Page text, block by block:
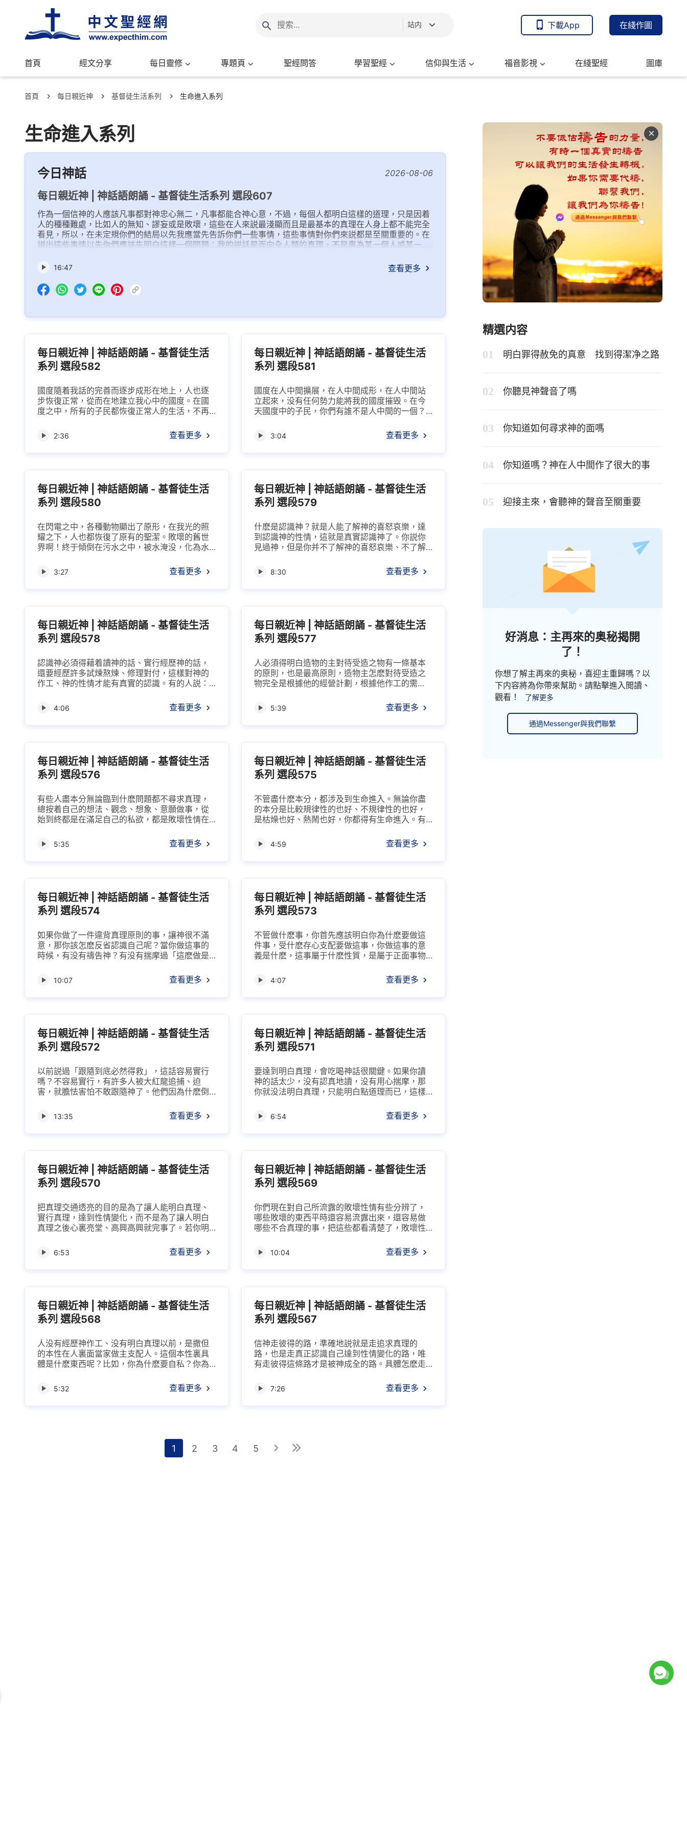
站内 下載App 在綫作圖
首頁 經文分享 每日靈修 專題頁 聖經問答 學習聖經 信仰與生活 福音影視 在綫聖經 圖庫
首頁 每日親近神 基督徒生活系列 生命進入系列
生命進入系列
今日神話 2026-08-06
每日親近神 | 神話語朗誦 - 基督徒生活系列 選段607
作為一個信神的人應該凡事都對神忠心無二，凡事都能合神心意，不過，每個人都明白這樣的道理，只是因着
人的種種難處，比如人的無知、謬妄或是敗壞，這些在人來説最淺顯而且是最基本的真理在人身上都不能完全
看見，所以，在未定規你們的結局以先我應當先告訴你們一些事情，這些事情對你們來説都是至關重要的。在
説出這些事情以先你們應該先明白這樣一個問題：我的説話是面向全人類的真理，不是專為某一個人或某一類
16:47 查看更多
每日親近神 | 神話語朗誦 - 基督徒生活
系列 選段582
國度隨着我話的完善而逐步成形在地上，人也逐
步恢復正常，從而在地建立我心中的國度。在國
度之中，所有的子民都恢復正常人的生活，不再
人不再接觸人間的凄凉，不再忍受人間的寒冷。
人與人不相争，國與國不争戰，不再有殘殺之
獻上新歌新舞，不再因...
2:36 查看更多
每日親近神 | 神話語朗誦 - 基督徒生活
系列 選段581
國度在人中間擴展，在人中間成形，在人中間站
立起來，没有任何勢力能將我的國度摧毁。在今
天國度中的子民，你們有誰不是人中間的一個？
時，人的反應又會是如何呢？人間之狀，你們曾
親眼目睹，難道還不打消在世長存的念頭嗎？我
的人有福了，必在我國度之...
3:04 查看更多
每日親近神 | 神話語朗誦 - 基督徒生活
系列 選段580
在閃電之中，各種動物顯出了原形，在我光的照
耀之下，人也都恢復了原有的聖潔。敗壞的舊世
界啊！終于傾倒在污水之中，被水淹没，化為水
得以復苏，得到生存之本，不再在淤泥之中挣
扎！我手中的萬物啊！怎能不因我話而得以更新
呼之時，我的公義、...
3:27 查看更多
每日親近神 | 神話語朗誦 - 基督徒生活
系列 選段579
什麽是認識神？就是人能了解神的喜怒哀樂，達
到認識神的性情，這就是真實認識神了。你説你
見過神，但是你并不了解神的喜怒哀樂、不了解
没有認識，對他喜歡什麽、恨惡什麽也没有認
識，這就不是認識神。有些人能跟隨神，但不一
對神的心意能明白一些、掌...
8:30 查看更多
每日親近神 | 神話語朗誦 - 基督徒生活
系列 選段578
認識神必須得藉着讀神的話、實行經歷神的話，
還要經歷許多試煉熬煉、修理對付，這樣對神的
作工、神的性情才能有真實的認識。有的人説：
呀？」其實，神的話就是神性情的發表，從神的
話中可以看見神對人類的愛、神對人類的拯救、
可以叫心語。為什麽叫心語呢...
4:06 查看更多
每日親近神 | 神話語朗誦 - 基督徒生活
系列 選段577
人必須得明白造物的主對待受造之物有一條基本
的原則，也是最高原則，造物主怎麽對待受造之
物完全是根據他的經營計劃，根據他作工的需
個人的同意，他該怎麽作、該怎麽對待他就怎麽
作、怎麽對待，不管怎麽作、怎麽對待都合乎真
個理智，那就不配稱為人了...
5:39 查看更多
每日親近神 | 神話語朗誦 - 基督徒生活
系列 選段576
有些人盡本分無論臨到什麽問題都不尋求真理，
總按着自己的想法、觀念、想象、意願做事，從
始到終都是在滿足自己的私欲，都是敗壞性情在
因為從來不接受真理，不能按照真理原則辦事，
所以最終也没有得着真理生命，就成了名副其實
靠着自己所學的知識，也...
5:35 查看更多
每日親近神 | 神話語朗誦 - 基督徒生活
系列 選段575
不管盡什麽本分，都涉及到生命進入。無論你盡
的本分是比較規律性的也好、不規律性的也好，
是枯燥也好、熱鬧也好，你都得有生命進入。有
人在盡本分中所流露的情形可不那麽單一。有時
人心情好，盡本分就多用點兒心，做得就好點
地都在變，但不管怎麽變，...
4:59 查看更多
每日親近神 | 神話語朗誦 - 基督徒生活
系列 選段574
如果你做了一件違背真理原則的事，讓神很不滿
意，那你該怎麽反省認識自己呢？當你做這事的
時候，有没有禱告神？有没有揣摩過「這麽做是
呢？神知道了是高興還是反感呢？神會不會痛
恨、厭憎呢？」你没尋求吧？即便有人提醒你，
凡事尋求真理，這是你當遵守...
10:07 查看更多
每日親近神 | 神話語朗誦 - 基督徒生活
系列 選段573
不管做什麽事，你首先應該明白你為什麽要做這
件事，受什麽存心支配要做這事，你做這事的意
義是什麽，這事屬于什麽性質，是屬于正面事物
做事有原則很有必要。若你做這事是屬于盡本
分，那你就該琢磨：我該怎麽做，怎麽盡這個本
親近神就這麽個親...
4:07 查看更多
每日親近神 | 神話語朗誦 - 基督徒生活
系列 選段572
以前説過「跟隨到底必然得救」，這話容易實行
嗎？不容易實行，有許多人被大紅龍追捕、迫
害，就膽怯害怕不敢跟隨神了。他們因為什麽倒
真理，能禱告神、依靠神，真臨到患難試煉就站
住了，有的人就不能跟隨到底，説不定什麽時候
分、轄制你往前走的，這些...
13:35 查看更多
每日親近神 | 神話語朗誦 - 基督徒生活
系列 選段571
要達到明白真理，會吃喝神話很關鍵。如果你讀
神的話太少，没有認真地讀，没有用心揣摩，那
你就没法明白真理，只能明白點道理而已，這樣
用意。神説話要達到什麽目的、要達到什麽果
效，在人身上要成就什麽、成全什麽，這些你没
嗎？你説不清楚就證明你没有...
6:54 查看更多
每日親近神 | 神話語朗誦 - 基督徒生活
系列 選段570
把真理交通透亮的目的是為了讓人能明白真理、
實行真理，達到性情變化，而不是為了讓人明白
真理之後心裏亮堂、高興高興就完事了。若你明
白真理的意義。明白真理却不實行真理，這是什
麽問題呢？這就證明人不喜愛真理，心裏不接受
那你就會得到聖靈的開啓...
6:53 查看更多
每日親近神 | 神話語朗誦 - 基督徒生活
系列 選段569
你們現在對自己所流露的敗壞性情有些分辨了，
哪些敗壞的東西平時還容易流露出來，還容易做
哪些不合真理的事，把這些都看清楚了，敗壞性
不住自己？就是因為敗壞性情時時處處都在控制
人，在凡事上都轄制人、攪擾人。有的人在平安
跌倒，我不會跌倒，誰不...
10:04 查看更多
每日親近神 | 神話語朗誦 - 基督徒生活
系列 選段568
人没有經歷神作工、没有明白真理以前，是撒但
的本性在人裏面當家做主支配人。這個本性裏具
體是什麽東西呢？比如，你為什麽要自私？你為
你為什麽喜歡那些不義的東西、喜歡那些惡？你
喜歡這些東西的根據是什麽？這些東西是從哪裏
5:32 查看更多
每日親近神 | 神話語朗誦 - 基督徒生活
系列 選段567
信神走彼得的路，準確地説就是走追求真理的
路，也是走真正認識自己達到性情變化的路，唯
有走彼得這條路才是被神成全的路。具體怎麽走
首先，得把個人的存心、個人不正當的追求甚至
家庭及肉體所有的東西全部都放下，有一個全身
7:26 查看更多
1 2 3 4 5
精選内容
明白罪得赦免的真意 找到得潔净之路
你聽見神聲音了嗎
你知道如何尋求神的面嗎
你知道嗎？神在人中間作了很大的事
迎接主來，會聽神的聲音至關重要
好消息：主再來的奥秘揭開
了！
你想了解主再來的奥秘，喜迎主重歸嗎？以
下内容將為你帶來幫助。請點擊進入閲讀、
觀看！
了解更多
通過Messenger與我們聯繫